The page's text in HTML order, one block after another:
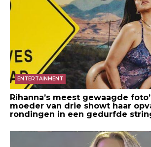
ENTERTAINMENT
Rihanna’s meest gewaagde
moeder van drie showt haar
rondingen in een gedurfde